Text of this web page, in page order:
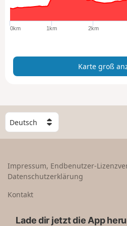
0km 1km 2km
Karte groß
W
ä
h
e
n
Impressum, Endbenutzer-
Datenschutzerklärung
Kontakt
Lade dir jetzt die App